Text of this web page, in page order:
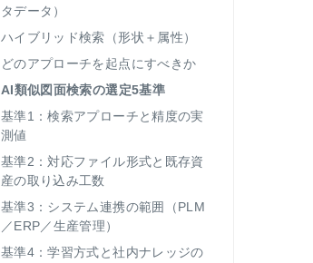
タデータ）
ハイブリッド検索（形状＋属性）
どのアプローチを起点にすべきか
AI類似図面検索の選定5基準
基準1：検索アプローチと精度の実
測値
基準2：対応ファイル形式と既存資
産の取り込み工数
基準3：システム連携の範囲（PLM
／ERP／生産管理）
基準4：学習方式と社内ナレッジの